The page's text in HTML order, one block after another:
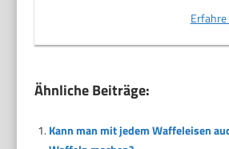
Ähnliche Beiträge:
Kann man mit jedem Waffeleisen